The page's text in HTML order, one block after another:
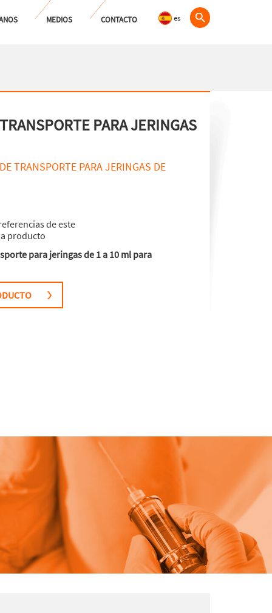
MEDIOS CONTACTO es
PARA JERINGAS
TRANSPORTE PARA JERINGAS DE
de este
producto
para jeringas de 1 a 10 ml para